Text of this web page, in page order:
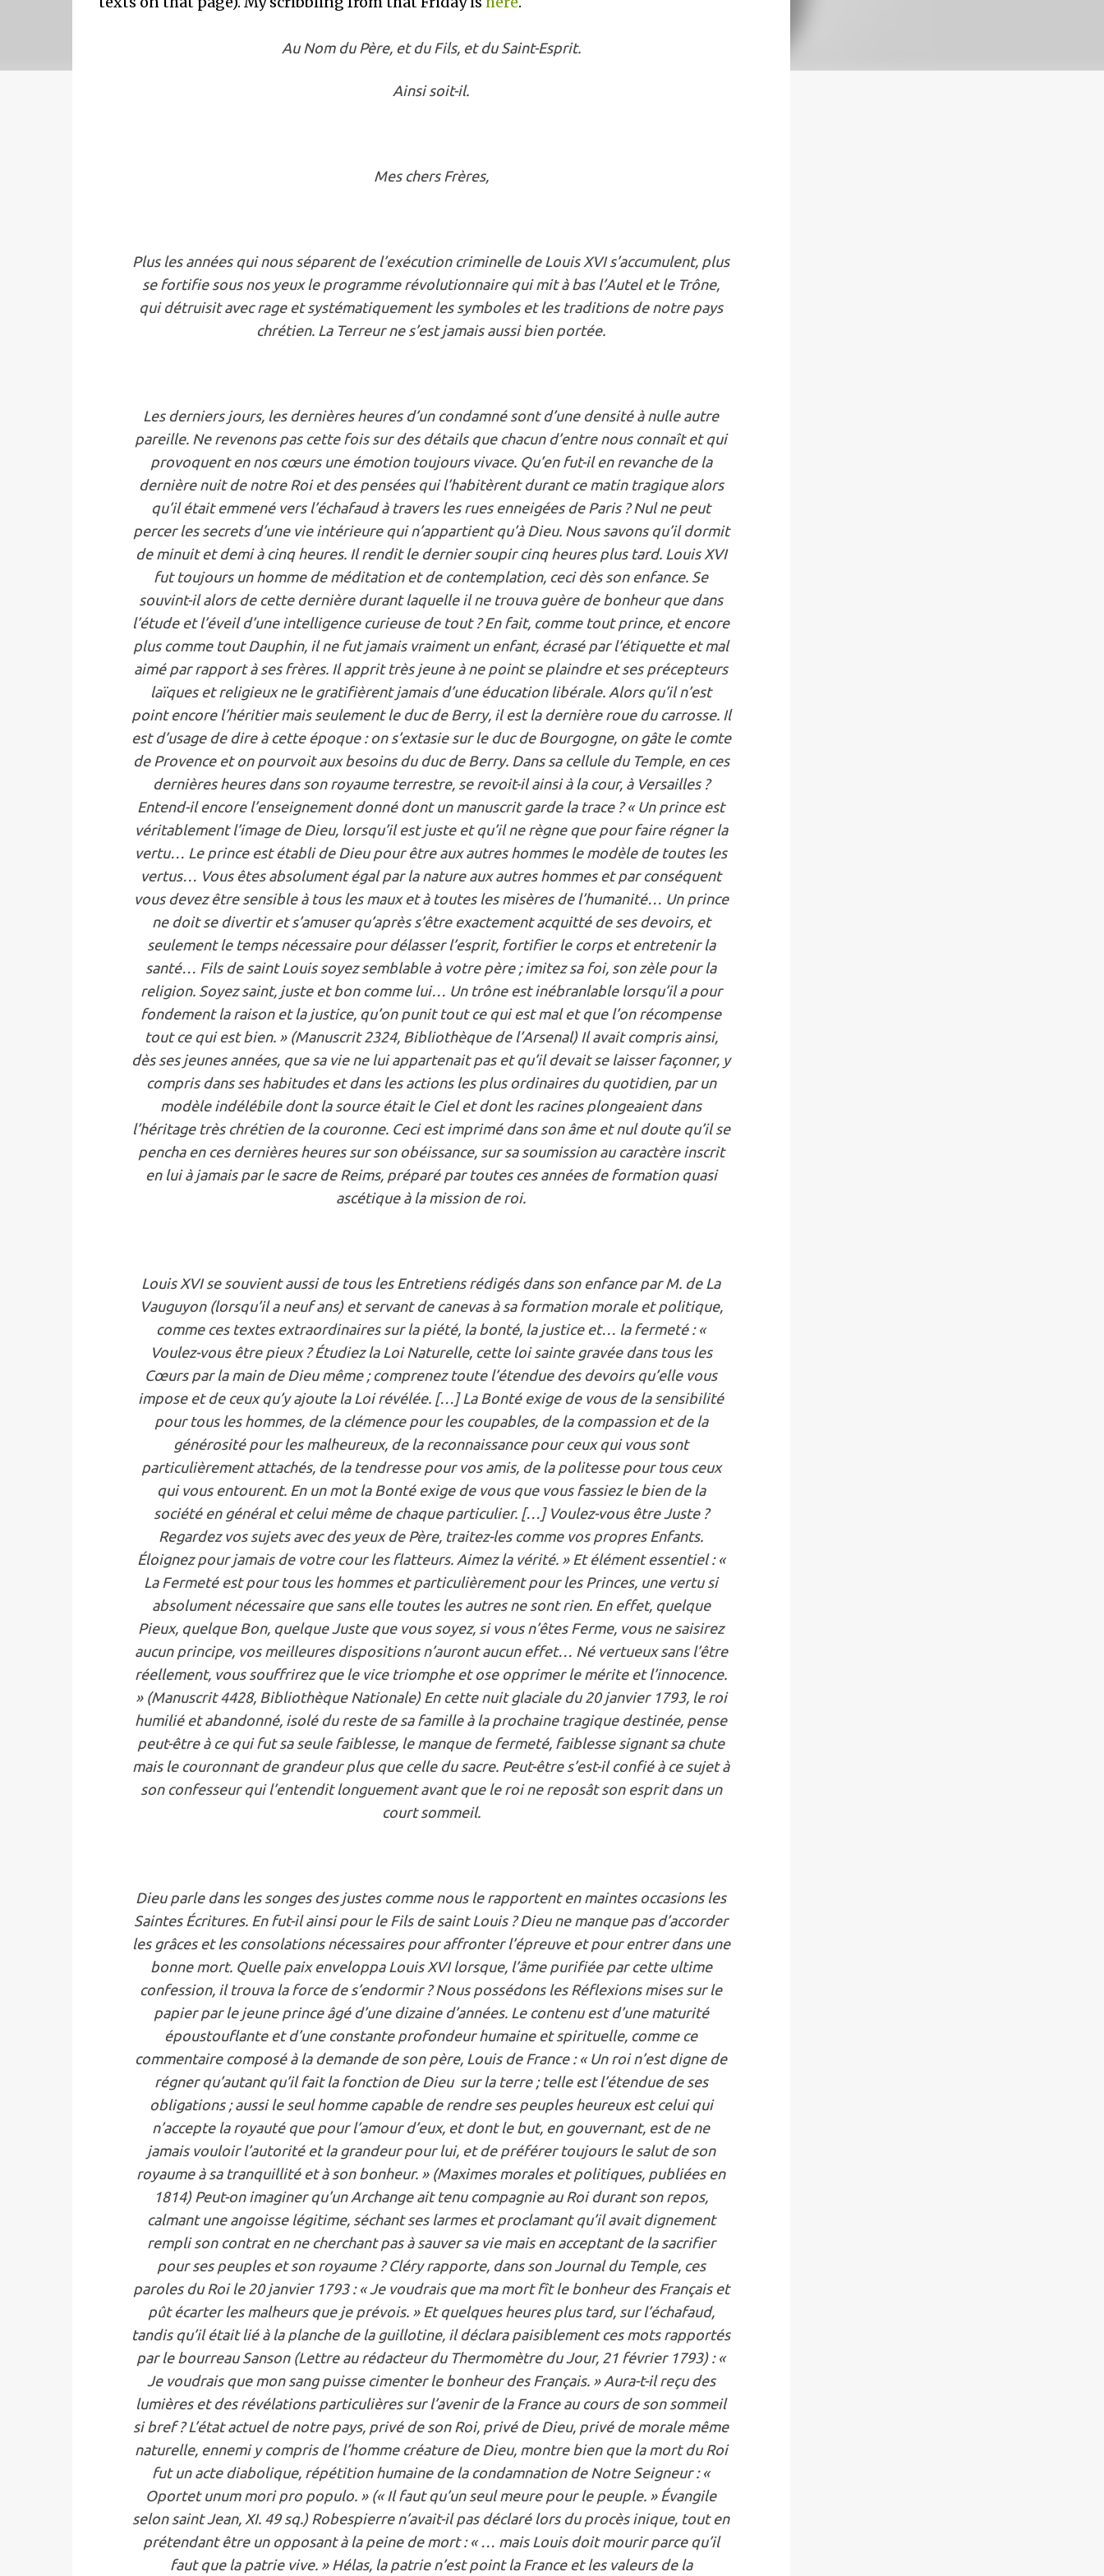
Au Nom du Père, et du Fils, et du Saint-Esprit.
Ainsi soit-il.
Mes chers Frères,
Plus les années qui nous séparent de l’exécution criminelle de Louis XVI s’accumulent, plus
se fortifie sous nos yeux le programme révolutionnaire qui mit à bas l’Autel et le Trône,
qui détruisit avec rage et systématiquement les symboles et les traditions de notre pays
chrétien. La Terreur ne s’est jamais aussi bien portée.
Les derniers jours, les dernières heures d’un condamné sont d’une densité à nulle autre
pareille. Ne revenons pas cette fois sur des détails que chacun d’entre nous connaît et qui
provoquent en nos cœurs une émotion toujours vivace. Qu’en fut-il en revanche de la
dernière nuit de notre Roi et des pensées qui l’habitèrent durant ce matin tragique alors
qu’il était emmené vers l’échafaud à travers les rues enneigées de Paris ? Nul ne peut
percer les secrets d’une vie intérieure qui n’appartient qu’à Dieu. Nous savons qu’il dormit
de minuit et demi à cinq heures. Il rendit le dernier soupir cinq heures plus tard. Louis XVI
fut toujours un homme de méditation et de contemplation, ceci dès son enfance. Se
souvint-il alors de cette dernière durant laquelle il ne trouva guère de bonheur que dans
l’étude et l’éveil d’une intelligence curieuse de tout ? En fait, comme tout prince, et encore
plus comme tout Dauphin, il ne fut jamais vraiment un enfant, écrasé par l’étiquette et mal
aimé par rapport à ses frères. Il apprit très jeune à ne point se plaindre et ses précepteurs
laïques et religieux ne le gratifièrent jamais d’une éducation libérale. Alors qu’il n’est
point encore l’héritier mais seulement le duc de Berry, il est la dernière roue du carrosse. Il
est d’usage de dire à cette époque : on s’extasie sur le duc de Bourgogne, on gâte le comte
de Provence et on pourvoit aux besoins du duc de Berry. Dans sa cellule du Temple, en ces
dernières heures dans son royaume terrestre, se revoit-il ainsi à la cour, à Versailles ?
Entend-il encore l’enseignement donné dont un manuscrit garde la trace ? « Un prince est
véritablement l’image de Dieu, lorsqu’il est juste et qu’il ne règne que pour faire régner la
vertu… Le prince est établi de Dieu pour être aux autres hommes le modèle de toutes les
vertus… Vous êtes absolument égal par la nature aux autres hommes et par conséquent
vous devez être sensible à tous les maux et à toutes les misères de l’humanité… Un prince
ne doit se divertir et s’amuser qu’après s’être exactement acquitté de ses devoirs, et
seulement le temps nécessaire pour délasser l’esprit, fortifier le corps et entretenir la
santé… Fils de saint Louis soyez semblable à votre père ; imitez sa foi, son zèle pour la
religion. Soyez saint, juste et bon comme lui… Un trône est inébranlable lorsqu’il a pour
fondement la raison et la justice, qu’on punit tout ce qui est mal et que l’on récompense
tout ce qui est bien. » (Manuscrit 2324, Bibliothèque de l’Arsenal) Il avait compris ainsi,
dès ses jeunes années, que sa vie ne lui appartenait pas et qu’il devait se laisser façonner, y
compris dans ses habitudes et dans les actions les plus ordinaires du quotidien, par un
modèle indélébile dont la source était le Ciel et dont les racines plongeaient dans
l’héritage très chrétien de la couronne. Ceci est imprimé dans son âme et nul doute qu’il se
pencha en ces dernières heures sur son obéissance, sur sa soumission au caractère inscrit
en lui à jamais par le sacre de Reims, préparé par toutes ces années de formation quasi
ascétique à la mission de roi.
Louis XVI se souvient aussi de tous les Entretiens rédigés dans son enfance par M. de La
Vauguyon (lorsqu’il a neuf ans) et servant de canevas à sa formation morale et politique,
comme ces textes extraordinaires sur la piété, la bonté, la justice et… la fermeté : «
Voulez-vous être pieux ? Étudiez la Loi Naturelle, cette loi sainte gravée dans tous les
Cœurs par la main de Dieu même ; comprenez toute l’étendue des devoirs qu’elle vous
impose et de ceux qu’y ajoute la Loi révélée. […] La Bonté exige de vous de la sensibilité
pour tous les hommes, de la clémence pour les coupables, de la compassion et de la
générosité pour les malheureux, de la reconnaissance pour ceux qui vous sont
particulièrement attachés, de la tendresse pour vos amis, de la politesse pour tous ceux
qui vous entourent. En un mot la Bonté exige de vous que vous fassiez le bien de la
société en général et celui même de chaque particulier. […] Voulez-vous être Juste ?
Regardez vos sujets avec des yeux de Père, traitez-les comme vos propres Enfants.
Éloignez pour jamais de votre cour les flatteurs. Aimez la vérité. » Et élément essentiel : «
La Fermeté est pour tous les hommes et particulièrement pour les Princes, une vertu si
absolument nécessaire que sans elle toutes les autres ne sont rien. En effet, quelque
Pieux, quelque Bon, quelque Juste que vous soyez, si vous n’êtes Ferme, vous ne saisirez
aucun principe, vos meilleures dispositions n’auront aucun effet… Né vertueux sans l’être
réellement, vous souffrirez que le vice triomphe et ose opprimer le mérite et l’innocence.
» (Manuscrit 4428, Bibliothèque Nationale) En cette nuit glaciale du 20 janvier 1793, le roi
humilié et abandonné, isolé du reste de sa famille à la prochaine tragique destinée, pense
peut-être à ce qui fut sa seule faiblesse, le manque de fermeté, faiblesse signant sa chute
mais le couronnant de grandeur plus que celle du sacre. Peut-être s’est-il confié à ce sujet à
son confesseur qui l’entendit longuement avant que le roi ne reposât son esprit dans un
court sommeil.
Dieu parle dans les songes des justes comme nous le rapportent en maintes occasions les
Saintes Écritures. En fut-il ainsi pour le Fils de saint Louis ? Dieu ne manque pas d’accorder
les grâces et les consolations nécessaires pour affronter l’épreuve et pour entrer dans une
bonne mort. Quelle paix enveloppa Louis XVI lorsque, l’âme purifiée par cette ultime
confession, il trouva la force de s’endormir ? Nous possédons les Réflexions mises sur le
papier par le jeune prince âgé d’une dizaine d’années. Le contenu est d’une maturité
époustouflante et d’une constante profondeur humaine et spirituelle, comme ce
commentaire composé à la demande de son père, Louis de France : « Un roi n’est digne de
régner qu’autant qu’il fait la fonction de Dieu sur la terre ; telle est l’étendue de ses
obligations ; aussi le seul homme capable de rendre ses peuples heureux est celui qui
n’accepte la royauté que pour l’amour d’eux, et dont le but, en gouvernant, est de ne
jamais vouloir l’autorité et la grandeur pour lui, et de préférer toujours le salut de son
royaume à sa tranquillité et à son bonheur. » (Maximes morales et politiques, publiées en
1814) Peut-on imaginer qu’un Archange ait tenu compagnie au Roi durant son repos,
calmant une angoisse légitime, séchant ses larmes et proclamant qu’il avait dignement
rempli son contrat en ne cherchant pas à sauver sa vie mais en acceptant de la sacrifier
pour ses peuples et son royaume ? Cléry rapporte, dans son Journal du Temple, ces
paroles du Roi le 20 janvier 1793 : « Je voudrais que ma mort fît le bonheur des Français et
pût écarter les malheurs que je prévois. » Et quelques heures plus tard, sur l’échafaud,
tandis qu’il était lié à la planche de la guillotine, il déclara paisiblement ces mots rapportés
par le bourreau Sanson (Lettre au rédacteur du Thermomètre du Jour, 21 février 1793) : «
Je voudrais que mon sang puisse cimenter le bonheur des Français. » Aura-t-il reçu des
lumières et des révélations particulières sur l’avenir de la France au cours de son sommeil
si bref ? L’état actuel de notre pays, privé de son Roi, privé de Dieu, privé de morale même
naturelle, ennemi y compris de l’homme créature de Dieu, montre bien que la mort du Roi
fut un acte diabolique, répétition humaine de la condamnation de Notre Seigneur : «
Oportet unum mori pro populo. » (« Il faut qu’un seul meure pour le peuple. » Évangile
selon saint Jean, XI. 49 sq.) Robespierre n’avait-il pas déclaré lors du procès inique, tout en
prétendant être un opposant à la peine de mort : « … mais Louis doit mourir parce qu’il
faut que la patrie vive. » Hélas, la patrie n’est point la France et les valeurs de la